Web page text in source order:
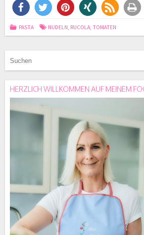
PASTA NUDELN, RUCOLA,TOMATEN
HERZLICH WILLKOMMEN AUF MEINEM